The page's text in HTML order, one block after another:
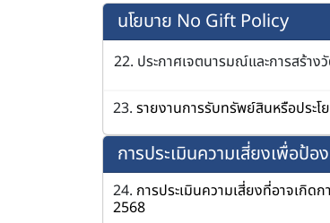
นโยบาย No Gift Policy
22. ประกาศเจตนารมณ์และการสร้า
23. รายงานการรับทรัพย์สินหรือประโ
การประเมินความเสี่ยงเพื่อป้
24. การประเมินความเสี่ยงที่อาจเกิ
2568